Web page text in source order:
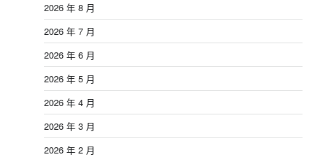
2026 年 8 月
2026 年 7 月
2026 年 6 月
2026 年 5 月
2026 年 4 月
2026 年 3 月
2026 年 2 月